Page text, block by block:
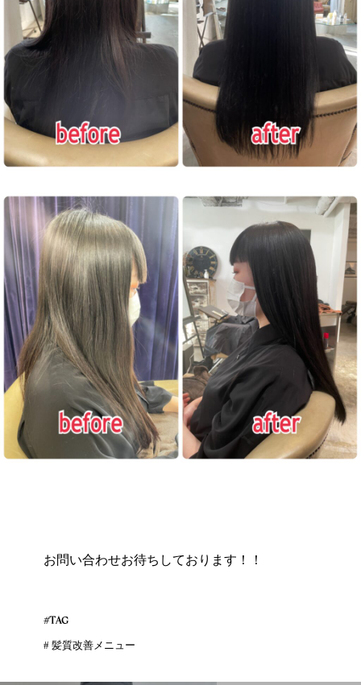
お問い合わせお待ちしております！！
#TAG
# 髪質改善メニュー